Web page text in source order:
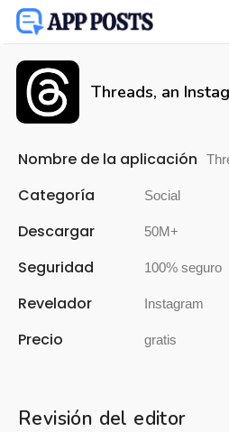
Threads, an
Nombre de la aplicación
Categoría Social
Descargar 50M+
Seguridad 100% seguro
Revelador Instagram
Precio gratis
Revisión del editor